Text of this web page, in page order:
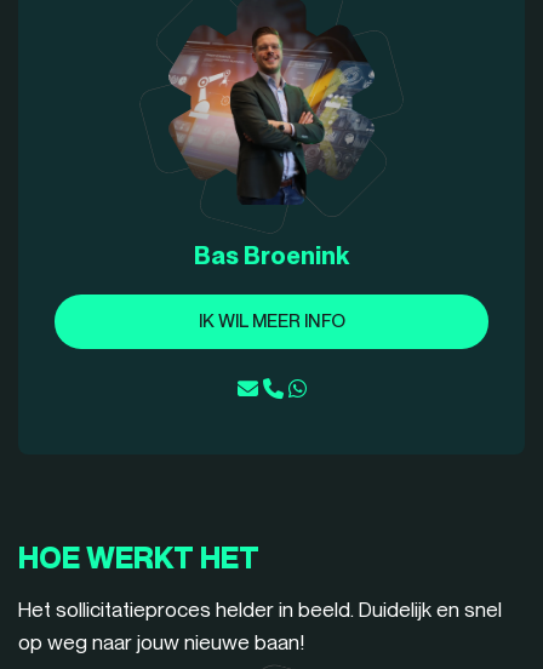
Bas Broenink
IK WIL MEER INFO
HOE WERKT HET
Het sollicitatieproces helder in beeld. Duidelijk en snel
op weg naar jouw nieuwe baan!